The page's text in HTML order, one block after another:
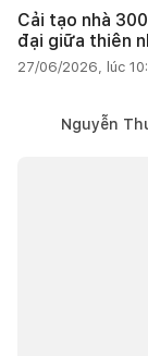
Cải tạo nhà
đại giữa thiên
27/06/2026, lúc
Nguyễn